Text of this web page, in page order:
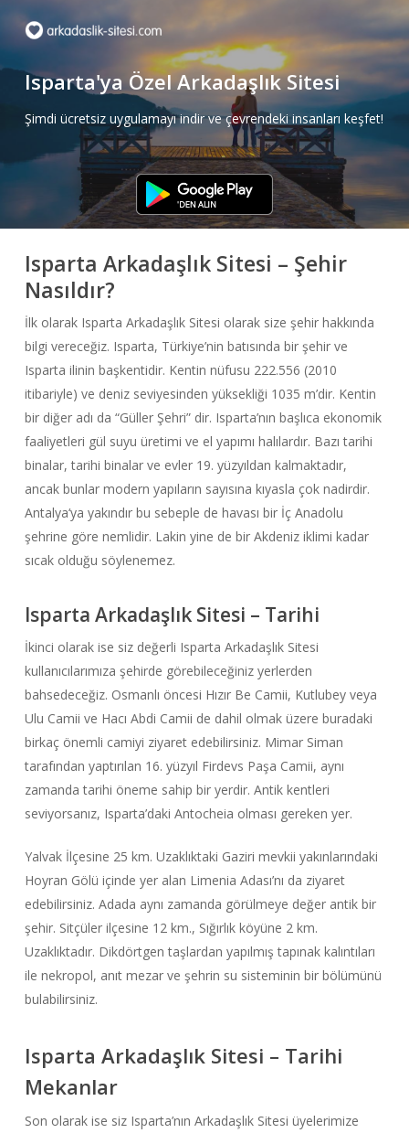
contentIsparta'ya Özel Arkadaşlık Sitesi
Şimdi ücretsiz uygulamayı indir ve çevrendeki insanları keşfet!
Isparta Arkadaşlık Sitesi – Şehir
Nasıldır?
İlk olarak Isparta Arkadaşlık Sitesi olarak size şehir hakkında
bilgi vereceğiz. Isparta, Türkiye’nin batısında bir şehir ve
Isparta ilinin başkentidir. Kentin nüfusu 222.556 (2010
itibariyle) ve deniz seviyesinden yüksekliği 1035 m’dir. Kentin
bir diğer adı da “Güller Şehri” dir. Isparta’nın başlıca ekonomik
faaliyetleri gül suyu üretimi ve el yapımı halılardır. Bazı tarihi
binalar, tarihi binalar ve evler 19. yüzyıldan kalmaktadır,
ancak bunlar modern yapıların sayısına kıyasla çok nadirdir.
Antalya‘ya yakındır bu sebeple de havası bir İç Anadolu
şehrine göre nemlidir. Lakin yine de bir Akdeniz iklimi kadar
sıcak olduğu söylenemez.
Isparta Arkadaşlık Sitesi – Tarihi
İkinci olarak ise siz değerli Isparta Arkadaşlık Sitesi
kullanıcılarımıza şehirde görebileceğiniz yerlerden
bahsedeceğiz. Osmanlı öncesi Hızır Be Camii, Kutlubey veya
Ulu Camii ve Hacı Abdi Camii de dahil olmak üzere buradaki
birkaç önemli camiyi ziyaret edebilirsiniz. Mimar Siman
tarafından yaptırılan 16. yüzyıl Firdevs Paşa Camii, aynı
zamanda tarihi öneme sahip bir yerdir. Antik kentleri
seviyorsanız, Isparta’daki Antocheia olması gereken yer.
Yalvak İlçesine 25 km. Uzaklıktaki Gaziri mevkii yakınlarındaki
Hoyran Gölü içinde yer alan Limenia Adası’nı da ziyaret
edebilirsiniz. Adada aynı zamanda görülmeye değer antik bir
şehir. Sitçüler ilçesine 12 km., Sığırlık köyüne 2 km.
Uzaklıktadır. Dikdörtgen taşlardan yapılmış tapınak kalıntıları
ile nekropol, anıt mezar ve şehrin su sisteminin bir bölümünü
bulabilirsiniz.
Isparta Arkadaşlık Sitesi – Tarihi
Mekanlar
Son olarak ise siz Isparta’nın Arkadaşlık Sitesi üyelerimize